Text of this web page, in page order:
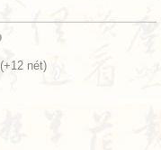
(+12 nét)